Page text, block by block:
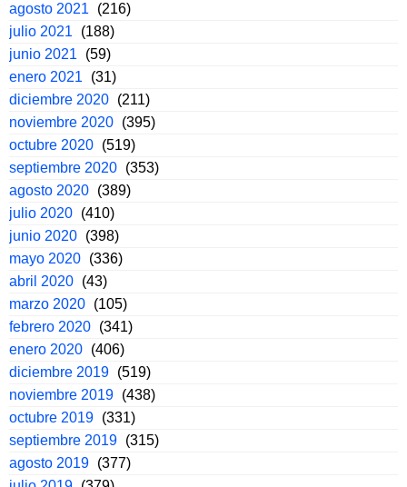
agosto 2021
(216)
julio 2021
(188)
junio 2021
(59)
enero 2021
(31)
diciembre 2020 (211)
noviembre 2020 (395)
octubre 2020 (519)
septiembre 2020 (353)
agosto 2020 (389)
julio 2020 (410)
junio 2020 (398)
mayo 2020 (336)
abril 2020 (43)
marzo 2020 (105)
febrero 2020 (341)
enero 2020 (406)
diciembre 2019 (519)
noviembre 2019 (438)
octubre 2019 (331)
septiembre 2019 (315)
agosto 2019 (377)